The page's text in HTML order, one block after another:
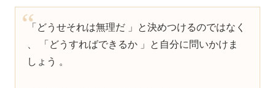
「どうせそれは無理だ 」と決めつけるのではなく
、 「どうすればできるか 」と自分に問いかけま
しょう 。